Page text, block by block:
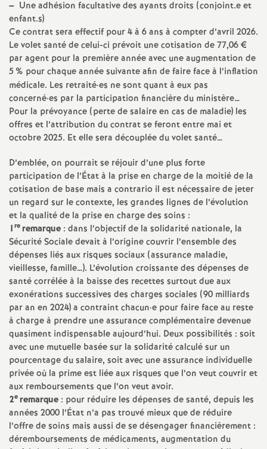
s
e
i
g
n
e
m
e
n
t
s
d
e
S
– Une adhésion facultative des ayants droits (conjoint.e et
enfant.s)
Ce contrat sera effectif pour 4 à 6 ans à compter d’avril 2026.
Le volet santé de celui-ci prévoit une cotisation de 77,06 €
par agent pour la première année avec une augmentation de
5% pour chaque année suivante afin de faire face à l’inflation
médicale. Les retraité·es ne sont quant à eux pas
concerné·es par la participation financière du ministère…
Pour la prévoyance (perte de salaire en cas de maladie) les
offres et l’attribution du contrat se feront entre mai et
octobre 2025. Et elle sera découplée du volet santé…
D’emblée, on pourrait se réjouir d’une plus forte
participation de l’État à la prise en charge de la moitié de la
cotisation de base mais a contrario il est nécessaire de jeter
un regard sur le contexte, les grandes lignes de l’évolution
et la qualité de la prise en charge des soins :
1reremarque : dans l’objectif de la solidarité nationale, la
Sécurité Sociale devait à l’origine couvrir l’ensemble des
dépenses liés aux risques sociaux (assurance maladie,
vieillesse, famille…). L’évolution croissante des dépenses de
santé corrélée à la baisse des recettes surtout due aux
exonérations successives des charges sociales (90 milliards
par an en 2024) a contraint chacun·e pour faire face au reste
à charge à prendre une assurance complémentaire devenue
quasiment indispensable aujourd’hui. Deux possibilités : soit
avec une mutuelle basée sur la solidarité calculé sur un
pourcentage du salaire, soit avec une assurance individuelle
privée où la prime est liée aux risques que l’on veut couvrir et
aux remboursements que l’on veut avoir.
2eremarque : pour réduire les dépenses de santé, depuis les
années 2000 l’État n’a pas trouvé mieux que de réduire
l’offre de soins mais aussi de se désengager financièrement :
déremboursements de médicaments, augmentation du